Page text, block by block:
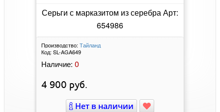
Серьги с марказитом из серебра Арт:
654986
Производство: Тайланд
Код: SL-AGA649
Наличие: 0
4 900 руб.
Нет в наличии